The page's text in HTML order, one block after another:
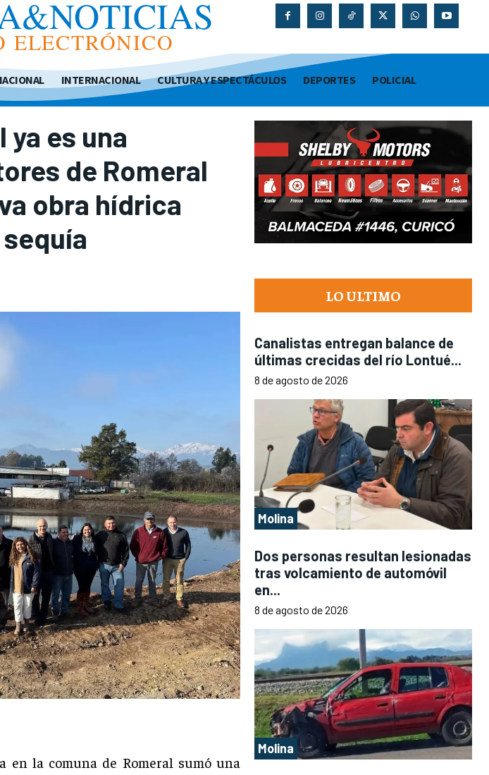
ELECTRÓNICO
INTERNACIONAL CULTURA Y ESPECTÁCULOS DEPORTES POLICIAL
ya es una
de Romeral
obra hídrica
en la comuna de Romeral sumó una
LO ULTIMO
Canalistas entregan balance de
últimas crecidas del río Lontué...
8 de agosto de 2026
Molina
Dos personas resultan lesionadas
tras volcamiento de automóvil
en...
8 de agosto de 2026
Molina